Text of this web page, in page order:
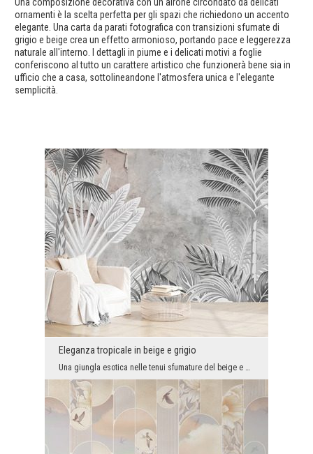
ornamenti è la scelta perfetta per gli spazi che richiedono un accento
elegante. Una carta da parati fotografica con transizioni sfumate di
grigio e beige crea un effetto armonioso, portando pace e leggerezza
naturale all'interno. I dettagli in piume e i delicati motivi a foglie
conferiscono al tutto un carattere artistico che funzionerà bene sia in
ufficio che a casa, sottolineandone l'atmosfera unica e l'elegante
semplicità.
Eleganza tropicale in beige e grigio
Una giungla esotica nelle tenui sfumature del beige e del grigio emana pace, ma nasconde una nota...